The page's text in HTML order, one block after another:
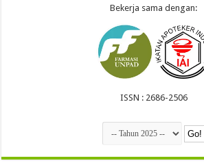
Bekerja sama dengan:
ISSN : 2686-2506